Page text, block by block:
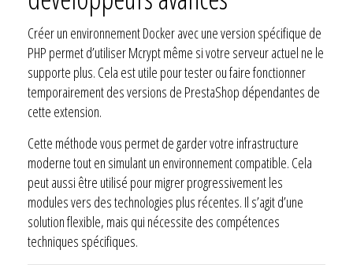
Créer un environnement Docker avec une version spécifique de
PHP permet d’utiliser Mcrypt même si votre serveur actuel ne le
supporte plus. Cela est utile pour tester ou faire fonctionner
temporairement des versions de PrestaShop dépendantes de
cette extension.
Cette méthode vous permet de garder votre infrastructure
moderne tout en simulant un environnement compatible. Cela
peut aussi être utilisé pour migrer progressivement les
modules vers des technologies plus récentes. Il s’agit d’une
solution flexible, mais qui nécessite des compétences
techniques spécifiques.